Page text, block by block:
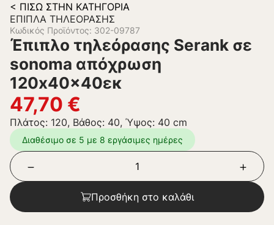
< ΠΊΣΩ ΣΤΗΝ ΚΑΤΗΓΟΡΊΑ
ΈΠΙΠΛΑ ΤΗΛΕΌΡΑΣΗΣ
Κωδικός Προϊόντος: 302-09787
Έπιπλο τηλεόρασης Serank σε
sonoma απόχρωση
120x40x40εκ
47,70 €
Πλάτος: 120, Βάθος: 40, Ύψος: 40 cm
Διαθέσιμο σε 5 με 8 εργάσιμες ημέρες
Προσθήκη στο καλάθι